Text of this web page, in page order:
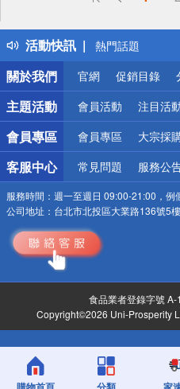
活動快訊
得獎公告
熱門話題
銀行優惠
偏遠地區配送
詐騙網頁！請小
關於我們
官網 促銷目錄
主題活動 會員活動 注目活
會員專區 會員專區 大宗採
客服中心 常見問題 服務公
服務時間： 週一至週日 09:00-21:00，例
公司地址： 台北市北投區大業路136號5
食品業者登錄字號
Copyright©2026 Uni-Prosperity